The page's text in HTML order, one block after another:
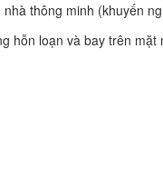
thông minh (khuyến
hỗn loạn và bay trên